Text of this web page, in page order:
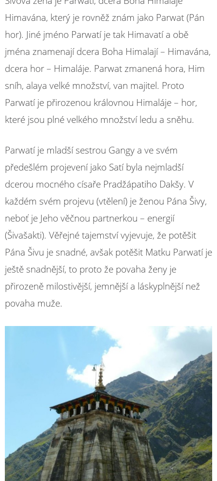
Himavána, který je rovněž znám jako Parwat (Pán
hor). Jiné jméno Parwatí je tak Himavatí a obě
jména znamenají dcera Boha Himalají – Himavána,
dcera hor – Himaláje. Parwat zmanená hora, Him
sníh, alaya velké množství, van majitel. Proto
Parwatí je přirozenou královnou Himaláje – hor,
které jsou plné velkého množství ledu a sněhu.
Parwatí je mladší sestrou Gangy a ve svém
předešlém projevení jako Satí byla nejmladší
dcerou mocného císaře Pradžápatiho Dakšy. V
každém svém projevu (vtělení) je ženou Pána Šivy,
neboť je Jeho věčnou partnerkou – energií
(Šivašakti). Věřejné tajemství vyjevuje, že potěšit
Pána Šivu je snadné, avšak potěšit Matku Parwatí je
ještě snadnější, to proto že povaha ženy je
přirozeně milostivější, jemnější a láskyplnější než
povaha muže.